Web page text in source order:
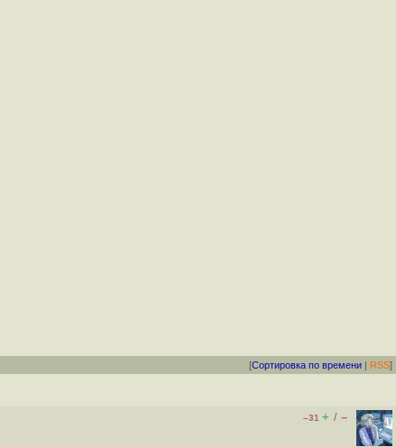
[Сортировка по времени | RSS]
–31 + / –